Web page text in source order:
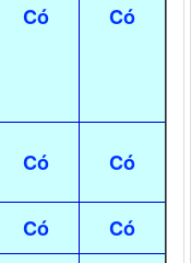
Có Có
Có Có
Có
Có